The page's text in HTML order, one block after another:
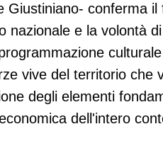
Giustiniano- conferma
nazionale e la volontà
vive del territorio che
degli elementi
dell'intero